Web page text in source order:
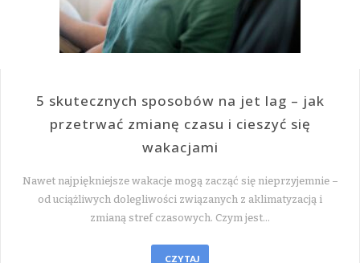
5 skutecznych sposobów na jet lag – jak
przetrwać zmianę czasu i cieszyć się
wakacjami
Nawet najpiękniejsze wakacje mogą zacząć się nieprzyjemnie –
od uciążliwych dolegliwości związanych z aklimatyzacją i
zmianą stref czasowych. Czym jest…
CZYTAJ